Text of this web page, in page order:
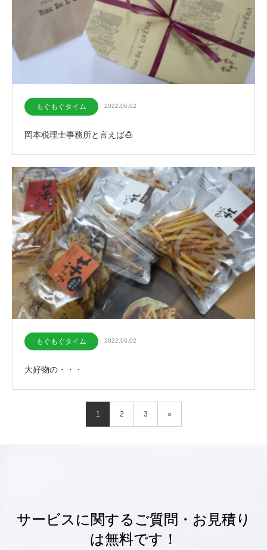
もぐもぐタイム 2022.06.02
岡本税理士事務所と言えば🍮
もぐもぐタイム 2022.06.02
大好物の・・・
1 2 3 »
サービスに関するご質問・お見積り
は無料です！